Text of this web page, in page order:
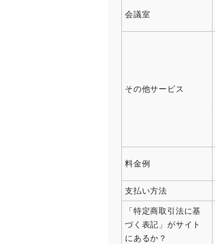
会議室
その他サービス
料金例
支払い方法
「特定商取引法に基
づく表記」がサイト
にあるか？